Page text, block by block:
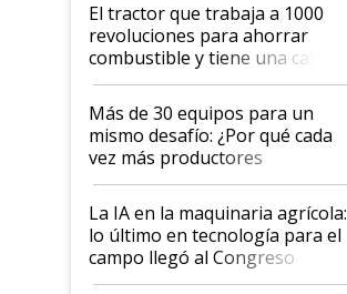
El tractor que trabaja a 1000
revoluciones para ahorrar
combustible y tiene una cabina
que parece una computadora:
lo último en el mundo,
disponible en Argentina
Más de 30 equipos para un
mismo desafío: ¿Por qué cada
vez más productores
incorporan fertilizante bajo
tierra?
La IA en la maquinaria agrícola:
lo último en tecnología para el
campo llegó al Congreso
Aapresid 2026